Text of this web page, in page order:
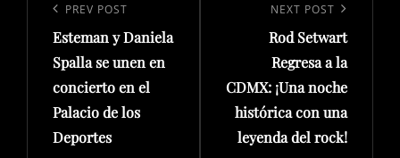
entradas
Previous
Post
PREV POST
Esteman y Daniela
Spalla se unen en
concierto en el
Palacio de los
Deportes
NEXT POST
Rod Setwart
Regresa a la
CDMX: ¡Una noche
histórica con una
leyenda del rock!